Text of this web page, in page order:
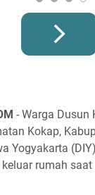
- Warga Dusun
Kokap,
Yogyakarta
rumah